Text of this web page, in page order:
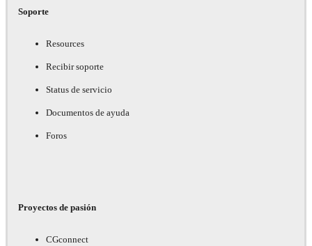
Soporte
Resources
Recibir soporte
Status de servicio
Documentos de ayuda
Foros
Proyectos de pasión
CGconnect